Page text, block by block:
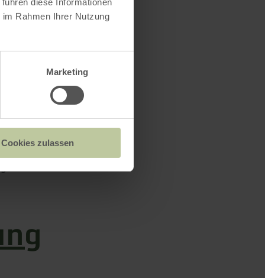
Rahmen Ihrer Nutzung
Marketing
Cookies zulassen
wenigen
auch